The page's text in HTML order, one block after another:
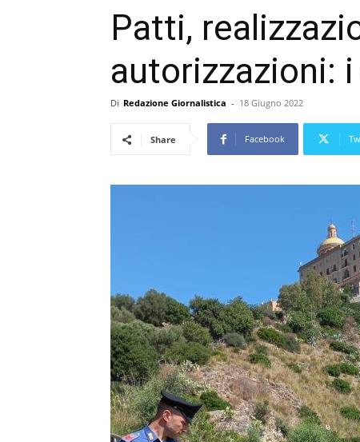
Patti,
autorizzazioni:
Di Redazione Giornalistica - 18 Giugno 2022
Share Facebook